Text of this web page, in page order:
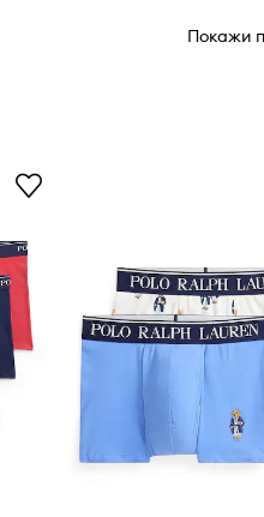
Покажи